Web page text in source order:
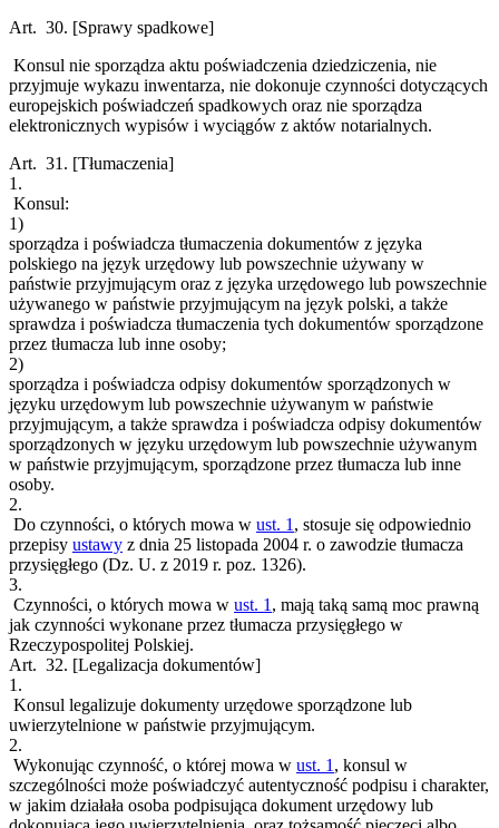
Art. 30. [Sprawy spadkowe]
Konsul nie sporządza aktu poświadczenia dziedziczenia, nie
przyjmuje wykazu inwentarza, nie dokonuje czynności dotyczących
europejskich poświadczeń spadkowych oraz nie sporządza
elektronicznych wypisów i wyciągów z aktów notarialnych.
Art. 31. [Tłumaczenia]
1.
Konsul:
1)
sporządza i poświadcza tłumaczenia dokumentów z języka
polskiego na język urzędowy lub powszechnie używany w
państwie przyjmującym oraz z języka urzędowego lub powszechnie
używanego w państwie przyjmującym na język polski, a także
sprawdza i poświadcza tłumaczenia tych dokumentów sporządzone
przez tłumacza lub inne osoby;
2)
sporządza i poświadcza odpisy dokumentów sporządzonych w
języku urzędowym lub powszechnie używanym w państwie
przyjmującym, a także sprawdza i poświadcza odpisy dokumentów
sporządzonych w języku urzędowym lub powszechnie używanym
w państwie przyjmującym, sporządzone przez tłumacza lub inne
osoby.
2.
Do czynności, o których mowa w ust. 1 , stosuje się odpowiednio
przepisy ustawy z dnia 25 listopada 2004 r. o zawodzie tłumacza
przysięgłego (Dz. U. z 2019 r. poz. 1326).
3.
Czynności, o których mowa w ust. 1 , mają taką samą moc prawną
jak czynności wykonane przez tłumacza przysięgłego w
Rzeczypospolitej Polskiej.
Art. 32. [Legalizacja dokumentów]
1.
Konsul legalizuje dokumenty urzędowe sporządzone lub
uwierzytelnione w państwie przyjmującym.
2.
Wykonując czynność, o której mowa w ust. 1 , konsul w
szczególności może poświadczyć autentyczność podpisu i charakter,
w jakim działała osoba podpisująca dokument urzędowy lub